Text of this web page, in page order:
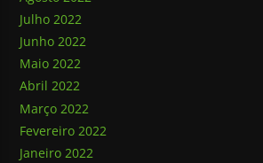
Julho 2022
Junho 2022
Maio 2022
Abril 2022
Março 2022
Fevereiro 2022
Janeiro 2022